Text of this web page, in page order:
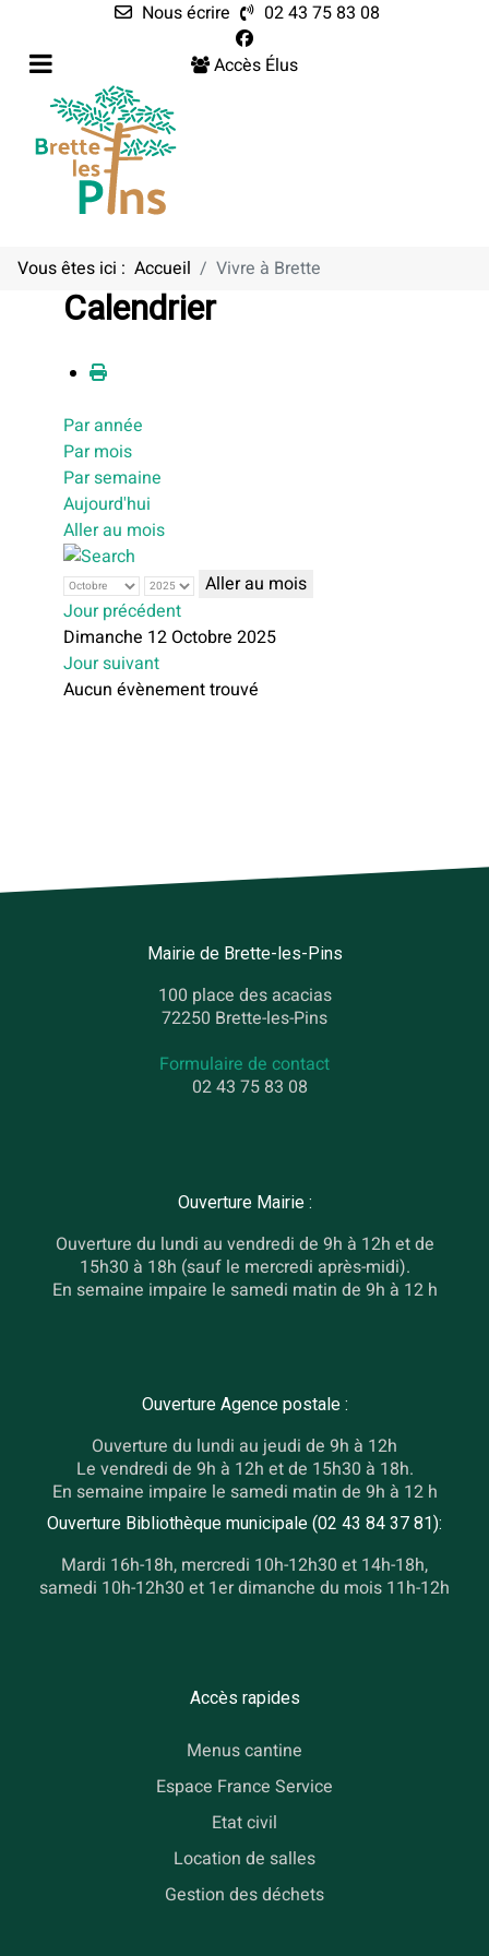
Nous écrire
02 43 75 83 08
Accès Élus
Vous êtes ici : Accueil Vivre à Brette
Calendrier
Par année
Par mois
Par semaine
Aujourd'hui
Aller au mois
Aller au mois
Jour précédent
Dimanche 12 Octobre 2025
Jour suivant
Aucun évènement trouvé
Mairie de Brette-les-Pins
100 place des acacias
72250 Brette-les-Pins
Formulaire de contact
02 43 75 83 08
Ouverture Mairie :
Ouverture du lundi au vendredi de 9h à 12h et de
15h30 à 18h (sauf le mercredi après-midi).
En semaine impaire le samedi matin de 9h à 12 h
Ouverture Agence postale :
Ouverture du lundi au jeudi de 9h à 12h
Le vendredi de 9h à 12h et de 15h30 à 18h.
En semaine impaire le samedi matin de 9h à 12 h
Ouverture Bibliothèque municipale (02 43 84 37 81):
Mardi 16h-18h, mercredi 10h-12h30 et 14h-18h,
samedi 10h-12h30 et 1er dimanche du mois 11h-12h
Accès rapides
Menus cantine
Espace France Service
Etat civil
Location de salles
Gestion des déchets